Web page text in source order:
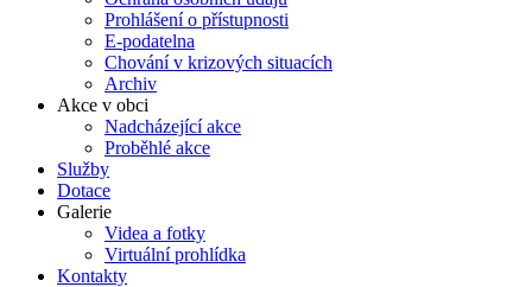
Prohlášení o přístupnosti
E-podatelna
Chování v krizových situacích
Archiv
Akce v obci
Nadcházející akce
Proběhlé akce
Služby
Dotace
Galerie
Videa a fotky
Virtuální prohlídka
Kontakty